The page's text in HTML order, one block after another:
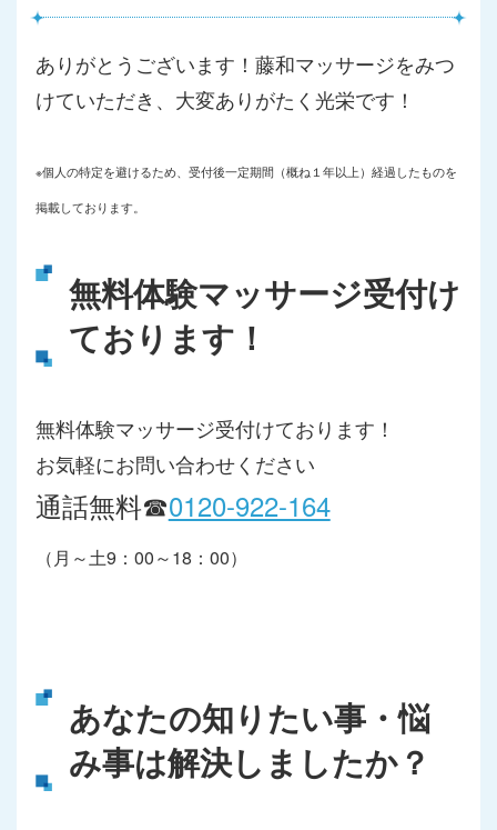
ありがとうございます！藤和マッサージをみつ
けていただき、大変ありがたく光栄です！
※個人の特定を避けるため、受付後一定期間（概ね１年以上）経過したものを
掲載しております。
無料体験マッサージ受付け
ております！
無料体験マッサージ受付けております！
お気軽にお問い合わせください
通話無料☎0120-922-164
（月～土9：00～18：00）
あなたの知りたい事・悩
み事は解決しましたか？